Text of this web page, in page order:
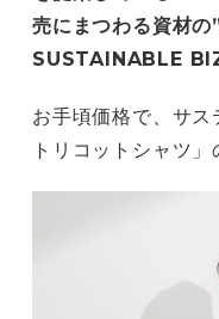
売にまつわる資材
SUSTAINABLE BIZ
お手頃価格で、サ
トリコットシャツ